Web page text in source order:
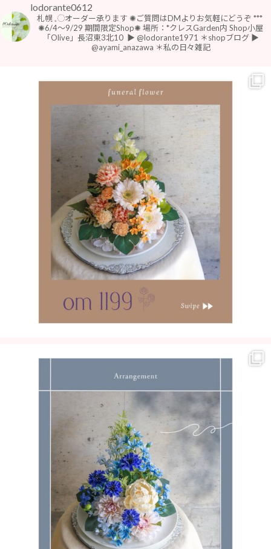
lodorante0612
札幌 𓈒◌オーダー承ります ✺ご質問はDMよりお気軽にどうぞ ***
⁡✺6/4〜9/29 期間限定Shop✺ 場所：*クレスGarden内 Shop小屋
「Olive」長沼東3北10⁡ ▶︎ @lodorante1971 ＊shopブログ ▶︎
@ayami_anazawa ＊私の日々雑記